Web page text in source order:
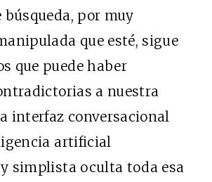
búsqueda, por muy
que esté, sigue
que puede haber
a nuestra
interfaz conversacional
artificial
simplista oculta toda esa